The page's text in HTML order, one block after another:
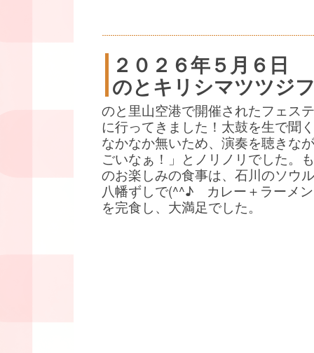
２０２６年５月６日
のとキリシマツツジ
のと里山空港で開催されたフェス
に行ってきました！太鼓を生で聞
なかなか無いため、演奏を聴きな
ごいなぁ！」とノリノリでした。
のお楽しみの食事は、石川のソウ
八幡ずしで(^^♪ カレー＋ラーメ
を完食し、大満足でした。